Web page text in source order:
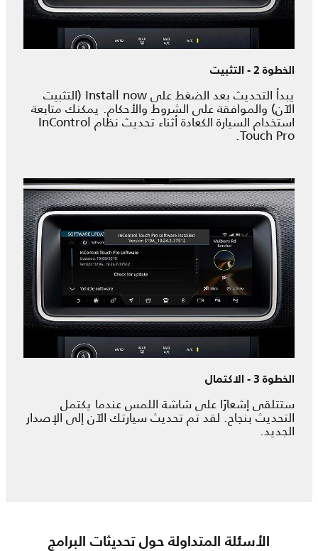
الخطوة 2 - التثبيت
يبدأ التحديث بعد الضغط على Install now (التثبيت
الآن) والموافقة على الشروط والأحكام. يمكنك متابعة
استخدام السيارة الكعادة أثناء تحديث نظام InControl
Touch Pro.
الخطوة 3 - الاكتمال
ستتلقى إشعارًا على شاشة اللمس عندما يكتمل
التحديث بنجاح. لقد تم تحديث سيارتك الآن إلى الإصدار
الجديد.
الأسئلة المتداولة حول تحديثات البرامج